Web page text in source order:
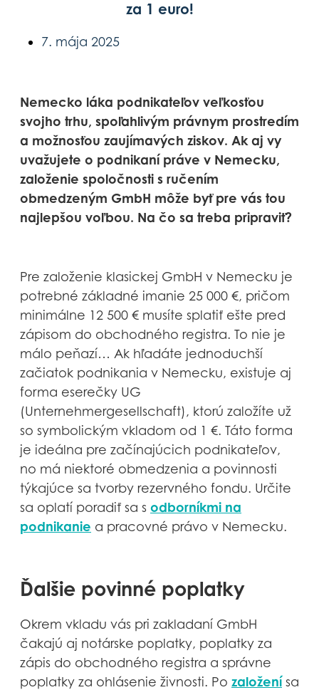
za 1 euro!
7. mája 2025
Nemecko láka podnikateľov veľkosťou
svojho trhu, spoľahlivým právnym prostredím
a možnosťou zaujímavých ziskov. Ak aj vy
uvažujete o podnikaní práve v Nemecku,
založenie spoločnosti s ručením
obmedzeným GmbH môže byť pre vás tou
najlepšou voľbou. Na čo sa treba pripraviť?
Pre založenie klasickej GmbH v Nemecku je
potrebné základné imanie 25 000 €, pričom
minimálne 12 500 € musíte splatiť ešte pred
zápisom do obchodného registra. To nie je
málo peňazí… Ak hľadáte jednoduchší
začiatok podnikania v Nemecku, existuje aj
forma eserečky UG
(Unternehmergesellschaft), ktorú založíte už
so symbolickým vkladom od 1 €. Táto forma
je ideálna pre začínajúcich podnikateľov,
no má niektoré obmedzenia a povinnosti
týkajúce sa tvorby rezervného fondu. Určite
sa oplatí poradiť sa s odborníkmi na
podnikanie a pracovné právo v Nemecku.
Ďalšie povinné poplatky
Okrem vkladu vás pri zakladaní GmbH
čakajú aj notárske poplatky, poplatky za
zápis do obchodného registra a správne
poplatky za ohlásenie živnosti. Po založenísa